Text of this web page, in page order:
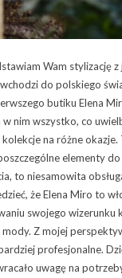
Wam stylizację
do polskiego
butiku Elena
nim wszystko, co
na różne
elementy
to niesamowita
że Elena Miro to
swojego
mody. Z mojej
profesjonalne.
uwagę na